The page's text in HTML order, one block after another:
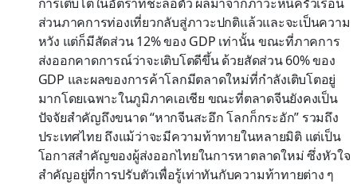
ส่วนภาคการท่องเที่ยวกลับสู่ภาวะปกติแล้วและจะเป็นความ
หวัง แต่ก็มีสัดส่วน 12% ของ GDP เท่านั้น ขณะที่ภาคการ
ส่งออกคาดการณ์ว่าจะเติบโตดีขึ้น ด้วยสัดส่วน 60% ของ
GDP และผลของการค้าโลกมีตลาดใหม่ที่กำลังเติบโตอยู่
มากโดยเฉพาะในภูมิภาคเอเชีย ขณะที่ตลาดจีนยังคงเป็น
ปัจจัยสำคัญถึงขนาด “หากจีนสะอึก โลกก็กระอัก” รวมถึง
ประเทศไทย ถึงแม้ว่าจะมีความท้าทายในหลายมิติ แต่เป็น
โอกาสสำคัญของผู้ส่งออกไทยในการหาตลาดใหม่ ซึ่งหัวใจ
สำคัญอยู่ที่การปรับตัวเพื่อรู้เท่าทันกับความท้าทายต่าง ๆ